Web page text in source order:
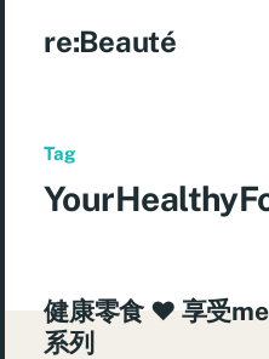
re:Beauté
Tag
健康零食 ♥ 享受
系列